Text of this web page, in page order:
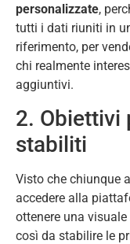
personalizzate,
tutti i dati riuniti in
riferimento, per
chi realmente
aggiuntivi.
2. Obiettivi
stabiliti
Visto che chiunque
accedere alla
ottenere una
così da stabilire le